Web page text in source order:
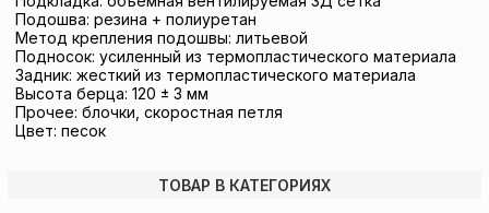
Подошва: резина + полиуретан
Метод крепления подошвы: литьевой
Подносок: усиленный из термопластического материала
Задник: жесткий из термопластического материала
Высота берца: 120 ± 3 мм
Прочее: блочки, скоростная петля
Цвет: песок
ТОВАР В КАТЕГОРИЯХ